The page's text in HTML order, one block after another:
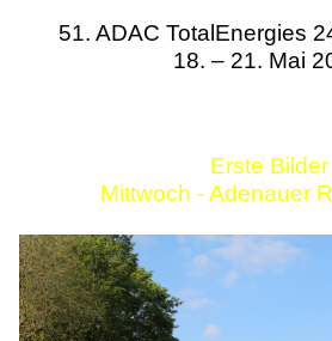
51. ADAC TotalEnergies
18. – 21. Mai
Erste Bilder
Mittwoch - Adenauer